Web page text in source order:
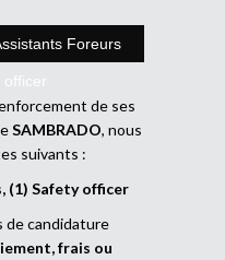
Foreurs
de ses
SAMBRADO, nous
suivants :
(1) Safety officer
de candidature
frais ou